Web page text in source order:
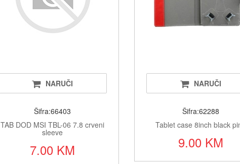
NARUČI
Šifra:66403
TAB DOD MSI TBL-06 7.8 crveni
sleeve
7.00 KM
NARUČI
Šifra:62288
Tablet case 8inch black
9.00 KM